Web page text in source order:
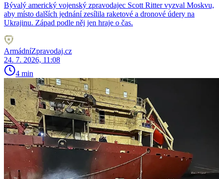
Bývalý americký vojenský zpravodajec Scott Ritter vyzval Moskvu,
aby místo dalších jednání zesílila raketové a dronové údery na
Ukrajinu. Západ podle něj jen hraje o čas.
ArmádníZpravodaj.cz
24. 7. 2026, 11:08
4 min